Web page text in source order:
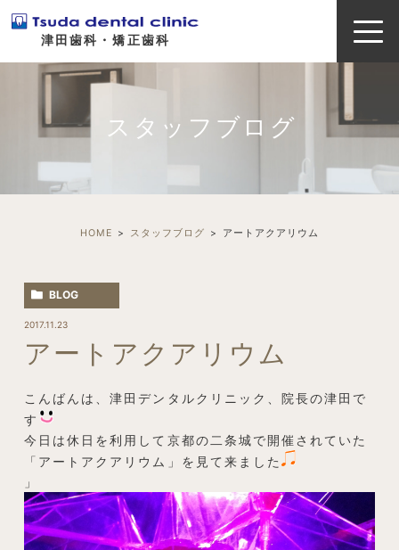
津田歯科・矯正歯科
スタッフブログ
HOME スタッフブログ アートアクアリウム
BLOG
2017.11.23
アートアクアリウム
こんばんは、津田デンタルクリニック、院長の津田で
す
今日は休日を利用して京都の二条城で開催されていた
「アートアクアリウム」を見て来ました
」